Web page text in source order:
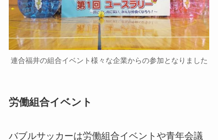
連合福井の組合イベント様々な企業からの参加となりました
労働組合イベント
バブルサッカーは労働組合イベントや青年会議